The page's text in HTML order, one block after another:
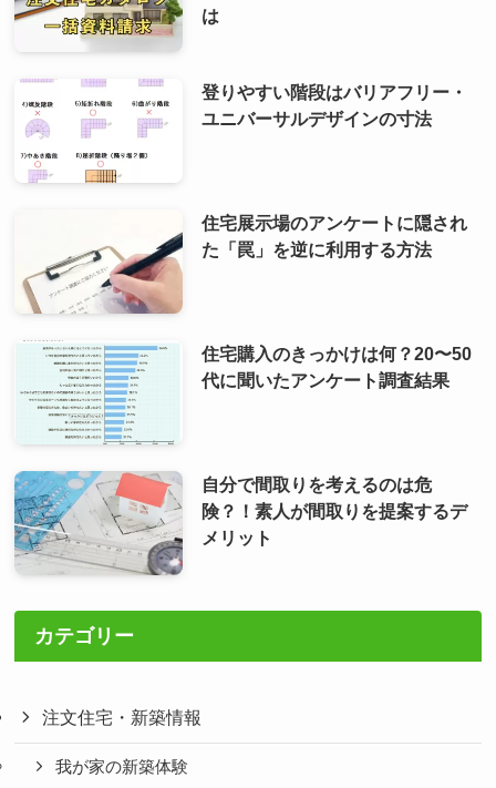
は
登りやすい階段はバリアフリー・
ユニバーサルデザインの寸法
住宅展示場のアンケートに隠され
た「罠」を逆に利用する方法
住宅購入のきっかけは何？20〜50
代に聞いたアンケート調査結果
自分で間取りを考えるのは危
険？！素人が間取りを提案するデ
メリット
カテゴリー
注文住宅・新築情報
我が家の新築体験